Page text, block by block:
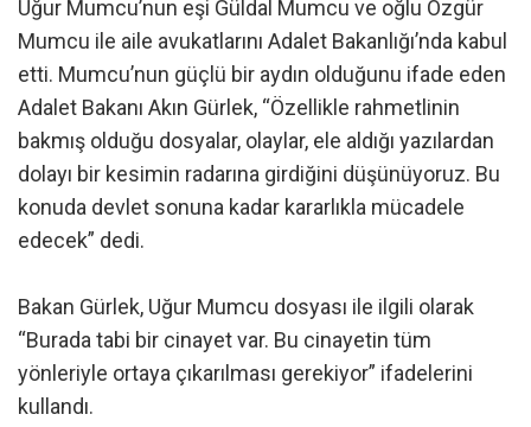
Uğur Mumcu’nun eşi Güldal Mumcu ve oğlu Özgür
Mumcu ile aile avukatlarını Adalet Bakanlığı’nda kabul
etti. Mumcu’nun güçlü bir aydın olduğunu ifade eden
Adalet Bakanı Akın Gürlek, “Özellikle rahmetlinin
bakmış olduğu dosyalar, olaylar, ele aldığı yazılardan
dolayı bir kesimin radarına girdiğini düşünüyoruz. Bu
konuda devlet sonuna kadar kararlıkla mücadele
edecek” dedi.
Bakan Gürlek, Uğur Mumcu dosyası ile ilgili olarak
“Burada tabi bir cinayet var. Bu cinayetin tüm
yönleriyle ortaya çıkarılması gerekiyor” ifadelerini
kullandı.